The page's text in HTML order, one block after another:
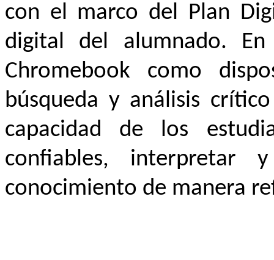
con el marco del Plan
digital del alumnado.
Chromebook como
búsqueda y análisis
capacidad de los
confiables, interpretar
conocimiento de manera